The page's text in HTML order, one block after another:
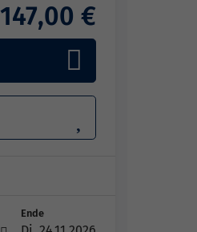
147,00 €
Ende